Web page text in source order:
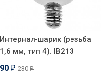
Интернал-шарик (резьба
1,6 мм, тип 4). IB213
90 ₽ 230₽